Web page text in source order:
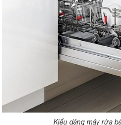
Kiểu dáng máy rửa